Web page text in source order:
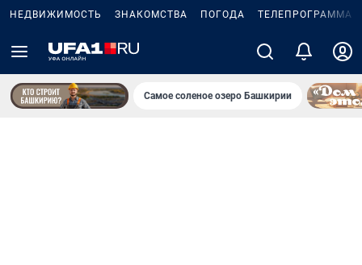
НЕДВИЖИМОСТЬ ЗНАКОМСТВА ПОГОДА ТЕЛЕПРОГРАММА
Самое соленое озеро Башкирии